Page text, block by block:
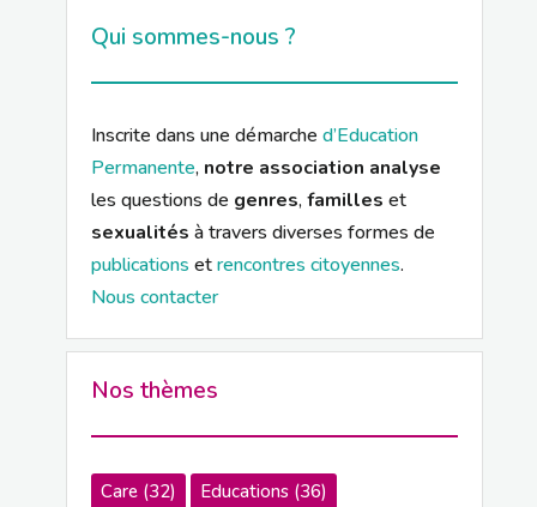
Qui sommes-nous ?
Inscrite dans une démarche d’Education
Permanente, notre association analyse
les questions de genres,familles et
sexualités à travers diverses formes de
publications etrencontres citoyennes.
Nous contacter
Nos thèmes
Care(32) Educations(36)